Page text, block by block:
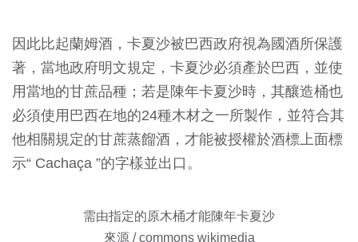
因此比起蘭姆酒，卡夏沙被巴西政府視為國酒所保護
著，當地政府明文規定，卡夏沙必須產於巴西，並使
用當地的甘蔗品種；若是陳年卡夏沙時，其釀造桶也
必須使用巴西在地的24種木材之一所製作，並符合其
他相關規定的甘蔗蒸餾酒，才能被授權於酒標上面標
示“ Cachaça ”的字樣並出口。
需由指定的原木桶才能陳年卡夏沙
來源 / commons wikimedia